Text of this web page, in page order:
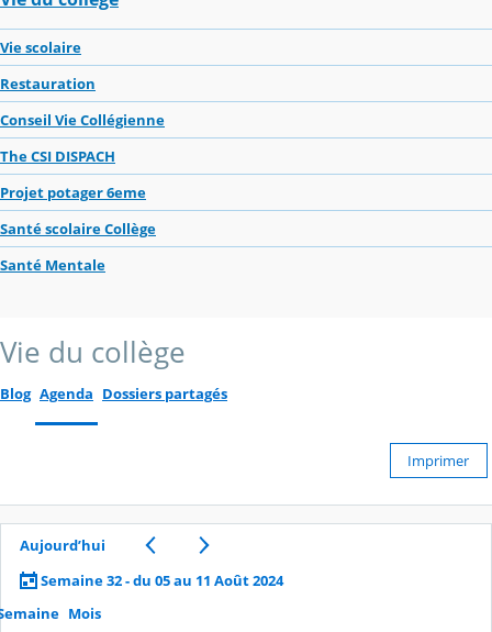
Vie scolaire
Restauration
Conseil Vie Collégienne
The CSI DISPACH
Projet potager 6eme
Santé scolaire Collège
Santé Mentale
Vie du collège
Blog Agenda Dossiers partagés
Imprimer
Aujourd’hui
Semaine 32 - du 05 au 11 Août 2024
Mois